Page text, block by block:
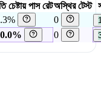
চেষ্টায় পাস রেটঅস্থির টেস্ট
0
0